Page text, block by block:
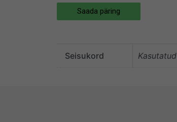
Saada päring
Seisukord Kasutatud